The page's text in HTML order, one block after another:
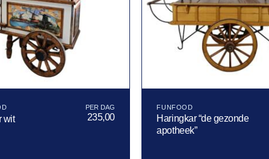
wit 235,00
FUNFOOD
Haringkar “de gezonde
apotheek”